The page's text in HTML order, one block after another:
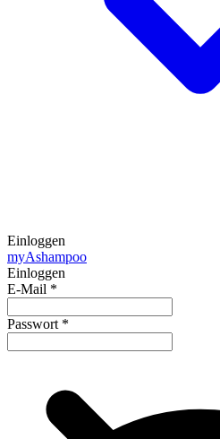
Einloggen
myAshampoo
Einloggen
E-Mail *
Passwort *